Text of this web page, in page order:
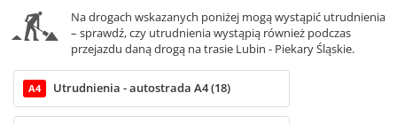
Na drogach wskazanych poniżej mogą wystąpić utrudnienia
– sprawdź, czy utrudnienia wystąpią również podczas
przejazdu daną drogą na trasie Lubin - Piekary Śląskie.
A4 Utrudnienia - autostrada A4 (18)